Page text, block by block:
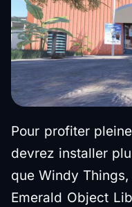
Pour profiter
devrez installer
que Windy
Emerald Object